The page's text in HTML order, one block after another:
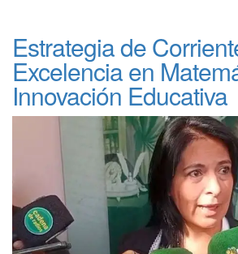
Estrategia de
Excelencia en
Innovación Educativa